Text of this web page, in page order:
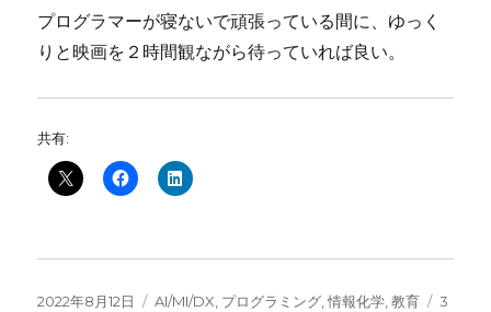
プログラマーが寝ないで頑張っている間に、ゆっく
りと映画を２時間観ながら待っていれば良い。
共有:
投
2022年8月12日
カ
AI/MI/DX プログラミング ,情報化学 ,教育
化
3